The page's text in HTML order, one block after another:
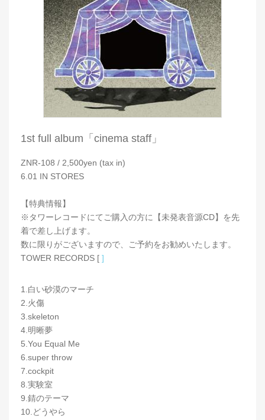
1st full album「cinema staff」
ZNR-108 / 2,500yen (tax in)
6.01 IN STORES
【特典情報】
※タワーレコードにてご購入の方に【未発表音源CD】を先
着で差し上げます。
数に限りがございますので、ご予約をお勧めいたします。
TOWER RECORDS [ ]
1.白い砂漠のマーチ
2.火傷
3.skeleton
4.明晰夢
5.You Equal Me
6.super throw
7.cockpit
8.実験室
9.錆のテーマ
10.どうやら